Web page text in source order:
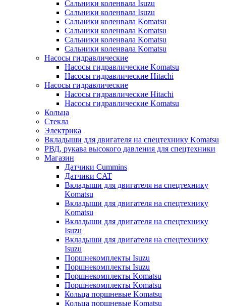
Сальники коленвала Isuzu
Сальники коленвала Isuzu
Сальники коленвала Komatsu
Сальники коленвала Komatsu
Сальники коленвала Komatsu
Сальники коленвала Komatsu
Насосы гидравлические
Насосы гидравлические Komatsu
Насосы гидравлические Hitachi
Насосы гидравлические
Насосы гидравлические Hitachi
Насосы гидравлические Komatsu
Кольца
Стекла
Электрика
Вкладыши для двигателя на спецтехнику Komatsu
РВД, рукава высокого давления для спецтехники
Магазин
Датчики Cummins
Датчики CAT
Вкладыши для двигателя на спецтехнику
Komatsu
Вкладыши для двигателя на спецтехнику
Komatsu
Вкладыши для двигателя на спецтехнику
Isuzu
Вкладыши для двигателя на спецтехнику
Isuzu
Поршнекомплекты Isuzu
Поршнекомплекты Isuzu
Поршнекомплекты Komatsu
Поршнекомплекты Komatsu
Кольца поршневые Komatsu
Кольца поршневые Komatsu